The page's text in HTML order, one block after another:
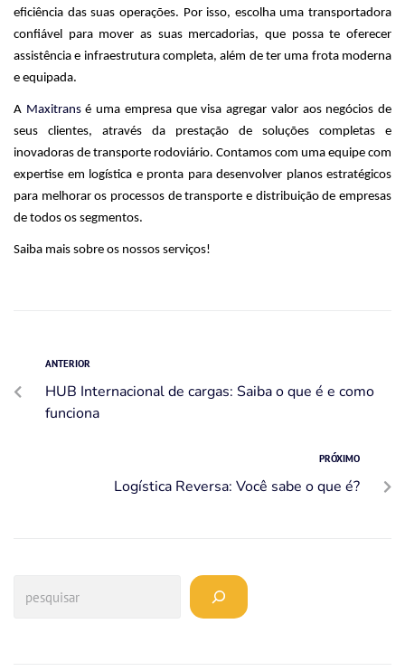
eficiência das suas operações. Por isso, escolha uma transportadora
confiável para mover as suas mercadorias, que possa te oferecer
assistência e infraestrutura completa, além de ter uma frota moderna
e equipada.
A Maxitransé uma empresa que visa agregar valor aos negócios de
seus clientes, através da prestação de soluções completas e
inovadoras de transporte rodoviário. Contamos com uma equipe com
expertise em logística e pronta para desenvolver planos estratégicos
para melhorar os processos de transporte e distribuição de empresas
de todos os segmentos.
Saiba mais sobre os nossos serviços!
ANTERIOR
HUB Internacional de cargas: Saiba o que é e como
funciona
PRÓXIMO
Logística Reversa: Você sabe o que é?